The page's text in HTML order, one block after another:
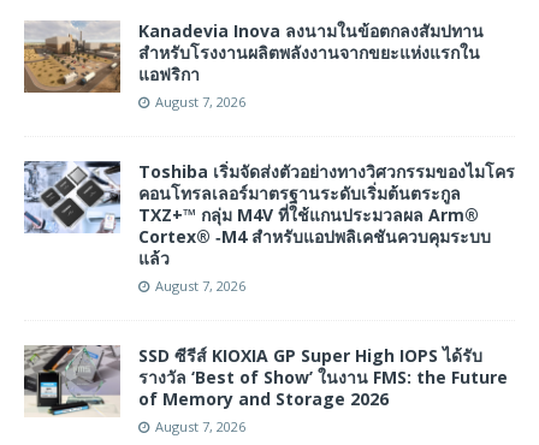
Kanadevia Inova ลงนามในข้อตกลงสัมปทาน
สำหรับโรงงานผลิตพลังงานจากขยะแห่งแรกใน
แอฟริกา
August 7, 2026
Toshiba เริ่มจัดส่งตัวอย่างทางวิศวกรรมของไมโคร
คอนโทรลเลอร์มาตรฐานระดับเริ่มต้นตระกูล
TXZ+™ กลุ่ม M4V ที่ใช้แกนประมวลผล Arm®
Cortex® ‑M4 สำหรับแอปพลิเคชันควบคุมระบบ
แล้ว
August 7, 2026
SSD ซีรีส์ KIOXIA GP Super High IOPS ได้รับ
รางวัล ‘Best of Show’ ในงาน FMS: the Future
of Memory and Storage 2026
August 7, 2026